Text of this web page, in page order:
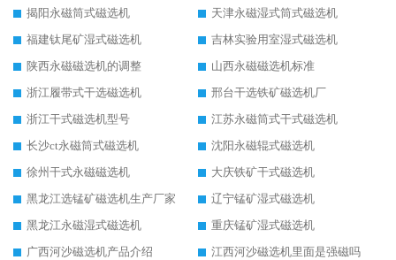
揭阳永磁筒式磁选机
天津永磁湿式筒式磁选机
福建钛尾矿湿式磁选机
吉林实验用室湿式磁选机
陕西永磁磁选机的调整
山西永磁磁选机标准
浙江履带式干选磁选机
邢台干选铁矿磁选机厂
浙江干式磁选机型号
江苏永磁筒式干式磁选机
长沙ct永磁筒式磁选机
沈阳永磁辊式磁选机
徐州干式永磁磁选机
大庆铁矿干式磁选机
黑龙江选锰矿磁选机生产厂家
辽宁锰矿湿式磁选机
黑龙江永磁湿式磁选机
重庆锰矿湿式磁选机
广西河沙磁选机产品介绍
江西河沙磁选机里面是强磁吗